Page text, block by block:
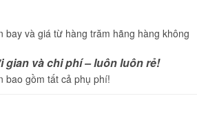
bay và giá từ hàng trăm hãng hàng không
gian và chi phí – luôn luôn rẻ!
bao gồm tất cả phụ phí!